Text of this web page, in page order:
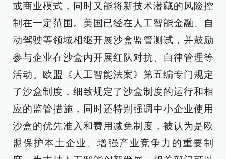
或商业模式，同时又能将新技术潜藏的风险控
制在一定范围。美国已经在人工智能金融、自
动驾驶等领域相继开展沙盒监管测试，并鼓励
参与企业在沙盒内开展红队对抗、自律管理等
活动。欧盟《人工智能法案》第五编专门规定
了沙盒制度，细致规定了沙盒制度的运行和相
应的监管措施，同时还特别强调中小企业使用
沙盒的优先准入和费用减免制度，被认为是欧
盟保护本土企业、增强产业竞争力的重要制